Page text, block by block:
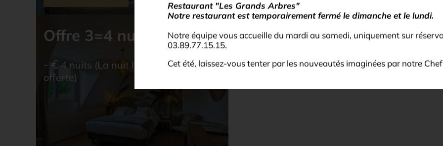
Restaurant "Les Grands Arbres"
Notre restaurant est temporairement fermé le dimanche et le lundi.
Notre équipe vous accueille du mardi au samedi, uniquement sur
03.89.77.15.15.
Cet été, laissez-vous tenter par les nouveautés imaginées par notre
Offre 3=4 nuits
- € 4 nuits (La nuit la moins chère
offerte)